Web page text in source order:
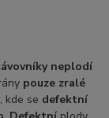
neplodí
pouze zralé
, kde se defektní